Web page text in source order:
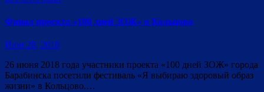
Финал проекта «100 дней ЗОЖ» в Кольцово
Июн 28, 2018
26 июня 2018 года участники проекта «100 дней ЗОЖ» города
Барабинска посетили фестиваль «Я выбираю здоровый образ
жизни» в Кольцово.…